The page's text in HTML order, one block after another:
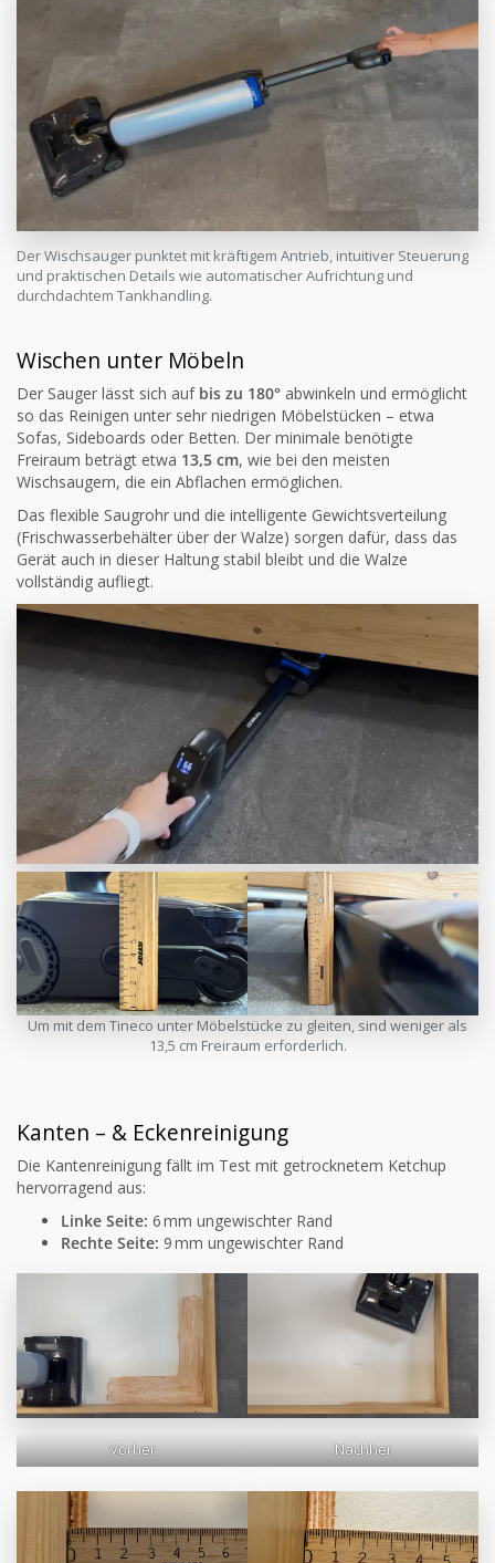
Der Wischsauger punktet mit kräftigem Antrieb, intuitiver Steuerung
und praktischen Details wie automatischer Aufrichtung und
durchdachtem Tankhandling.
Wischen unter Möbeln
Der Sauger lässt sich auf bis zu 180° abwinkeln und ermöglicht
so das Reinigen unter sehr niedrigen Möbelstücken – etwa
Sofas, Sideboards oder Betten. Der minimale benötigte
Freiraum beträgt etwa 13,5 cm, wie bei den meisten
Wischsaugern, die ein Abflachen ermöglichen.
Das flexible Saugrohr und die intelligente Gewichtsverteilung
(Frischwasserbehälter über der Walze) sorgen dafür, dass das
Gerät auch in dieser Haltung stabil bleibt und die Walze
vollständig aufliegt.
Um mit dem Tineco unter Möbelstücke zu gleiten, sind weniger als
13,5 cm Freiraum erforderlich.
Kanten – & Eckenreinigung
Die Kantenreinigung fällt im Test mit getrocknetem Ketchup
hervorragend aus:
Linke Seite: 6 mm ungewischter Rand
Rechte Seite: 9 mm ungewischter Rand
Vorher Nachher